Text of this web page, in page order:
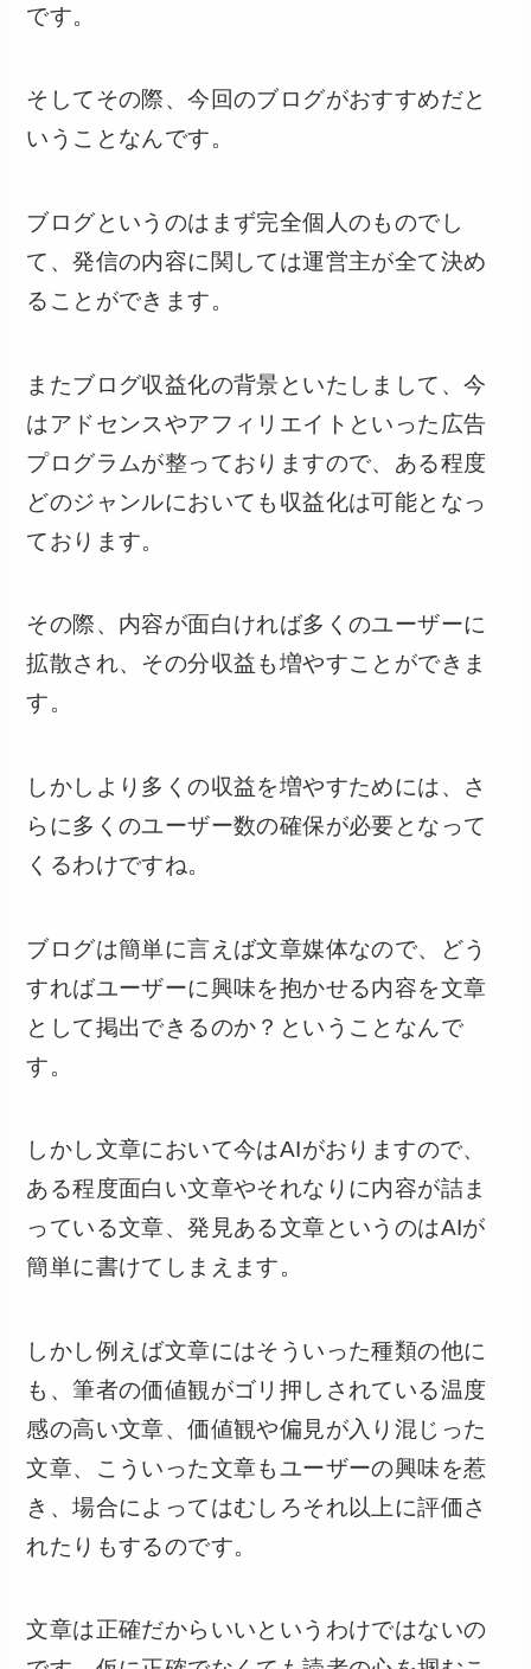
です。
そしてその際、今回のブログがおすすめだと
いうことなんです。
ブログというのはまず完全個人のものでし
て、発信の内容に関しては運営主が全て決め
ることができます。
またブログ収益化の背景といたしまして、今
はアドセンスやアフィリエイトといった広告
プログラムが整っておりますので、ある程度
どのジャンルにおいても収益化は可能となっ
ております。
その際、内容が面白ければ多くのユーザーに
拡散され、その分収益も増やすことができま
す。
しかしより多くの収益を増やすためには、さ
らに多くのユーザー数の確保が必要となって
くるわけですね。
ブログは簡単に言えば文章媒体なので、どう
すればユーザーに興味を抱かせる内容を文章
として掲出できるのか？ということなんで
す。
しかし文章において今はAIがおりますので、
ある程度面白い文章やそれなりに内容が詰ま
っている文章、発見ある文章というのはAIが
簡単に書けてしまえます。
しかし例えば文章にはそういった種類の他に
も、筆者の価値観がゴリ押しされている温度
感の高い文章、価値観や偏見が入り混じった
文章、こういった文章もユーザーの興味を惹
き、場合によってはむしろそれ以上に評価さ
れたりもするのです。
文章は正確だからいいというわけではないの